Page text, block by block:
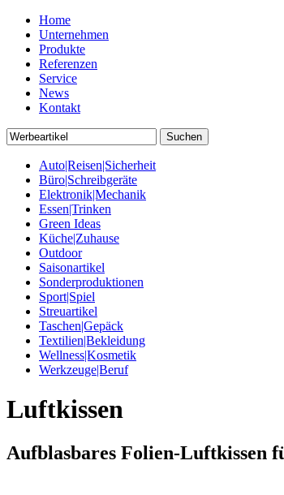
Home
Unternehmen
Produkte
Referenzen
Service
News
Kontakt
Auto|Reisen|Sicherheit
Büro|Schreibgeräte
Elektronik|Mechanik
Essen|Trinken
Green Ideas
Küche|Zuhause
Outdoor
Saisonartikel
Sonderproduktionen
Sport|Spiel
Streuartikel
Taschen|Gepäck
Textilien|Bekleidung
Wellness|Kosmetik
Werkzeuge|Beruf
Luftkissen
Aufblasbares Folien-Luftkissen